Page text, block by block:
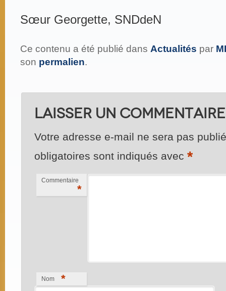
Sœur Georgette, SNDdeN
Ce contenu a été publié dans Actualités par
son permalien.
Laisser un commentaire
Votre adresse e-mail ne sera pas
obligatoires sont indiqués avec *
Commentaire
*
Nom *